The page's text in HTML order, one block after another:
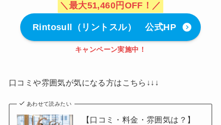
＼最大51,460円OFF！／
Rintosull（リントスル） 公式HP
キャンペーン実施中！
口コミや雰囲気が気になる方はこちら↓↓↓
あわせて読みたい
【口コミ・料金・雰囲気は？】